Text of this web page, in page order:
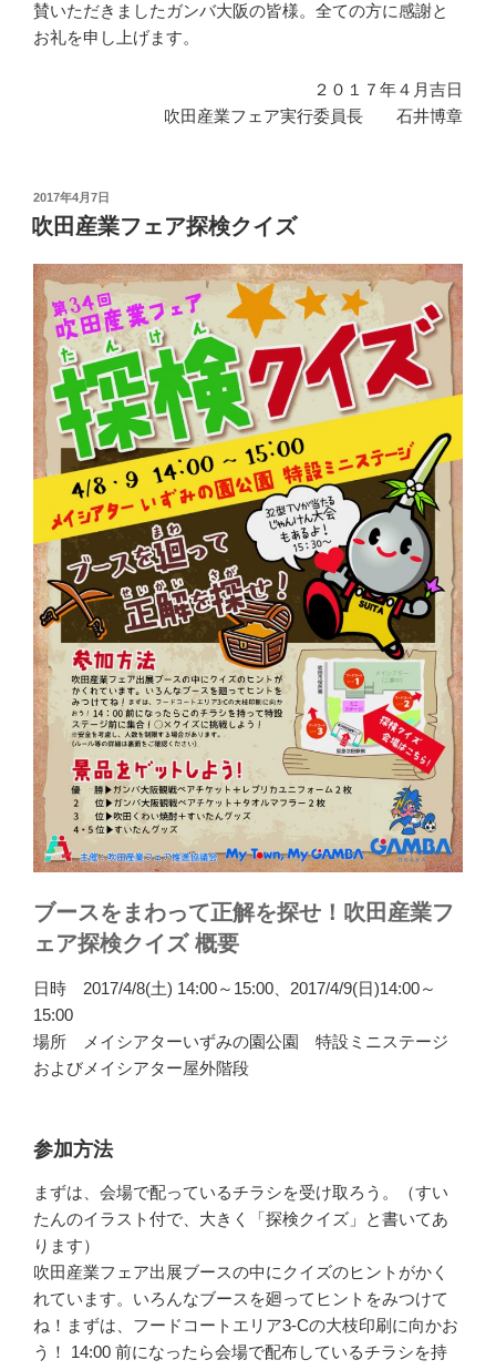
賛いただきましたガンバ大阪の皆様。全ての方に感謝と
お礼を申し上げます。
２０１７年４月吉日
吹田産業フェア実行委員長 石井博章
投
稿
日:
2017年4月7日
吹田産業フェア探検クイズ
ブースをまわって正解を探せ！吹田産業フ
ェア探検クイズ 概要
日時 2017/4/8(土) 14:00～15:00、2017/4/9(日)14:00～
15:00
場所 メイシアターいずみの園公園 特設ミニステージ
およびメイシアター屋外階段
参加方法
まずは、会場で配っているチラシを受け取ろう。（すい
たんのイラスト付で、大きく「探検クイズ」と書いてあ
ります）
吹田産業フェア出展ブースの中にクイズのヒントがかく
れています。いろんなブースを廻ってヒントをみつけて
ね！まずは、フードコートエリア3-Cの大枝印刷に向かお
う！ 14:00 前になったら会場で配布しているチラシを持